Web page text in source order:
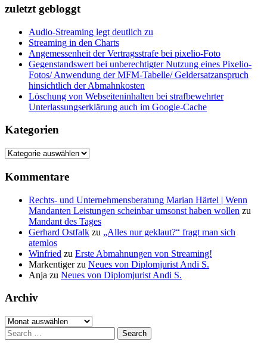
zuletzt gebloggt
Audio-Streaming legt deutlich zu
Streaming in den Charts
Angemessenheit der Vertragsstrafe bei pixelio-Foto
Gegenstandswert bei unberechtigter Nutzung eines Pixelio-
Fotos/ Anwendung der MFM-Tabelle/ Geldersatzanspruch
hinsichtlich der Abmahnkosten
Löschung von Webseiteninhalten bei strafbewehrter
Unterlassungserklärung auch im Google-Cache
Kategorien
Kategorien
Kommentare
Rechts- und Unternehmensberatung Marian Härtel | Wenn
Mandanten Leistungen scheinbar umsonst haben wollen zu
Mandant des Tages
Gerhard Ostfalk zu „Alles nur geklaut?“ fragt man sich
atemlos
Winfried zu Erste Abmahnungen von Streaming!
Markentigerzu Neues von Diplomjurist Andi S.
Anja zu Neues von Diplomjurist Andi S.
Archiv
Archiv
Search
for: